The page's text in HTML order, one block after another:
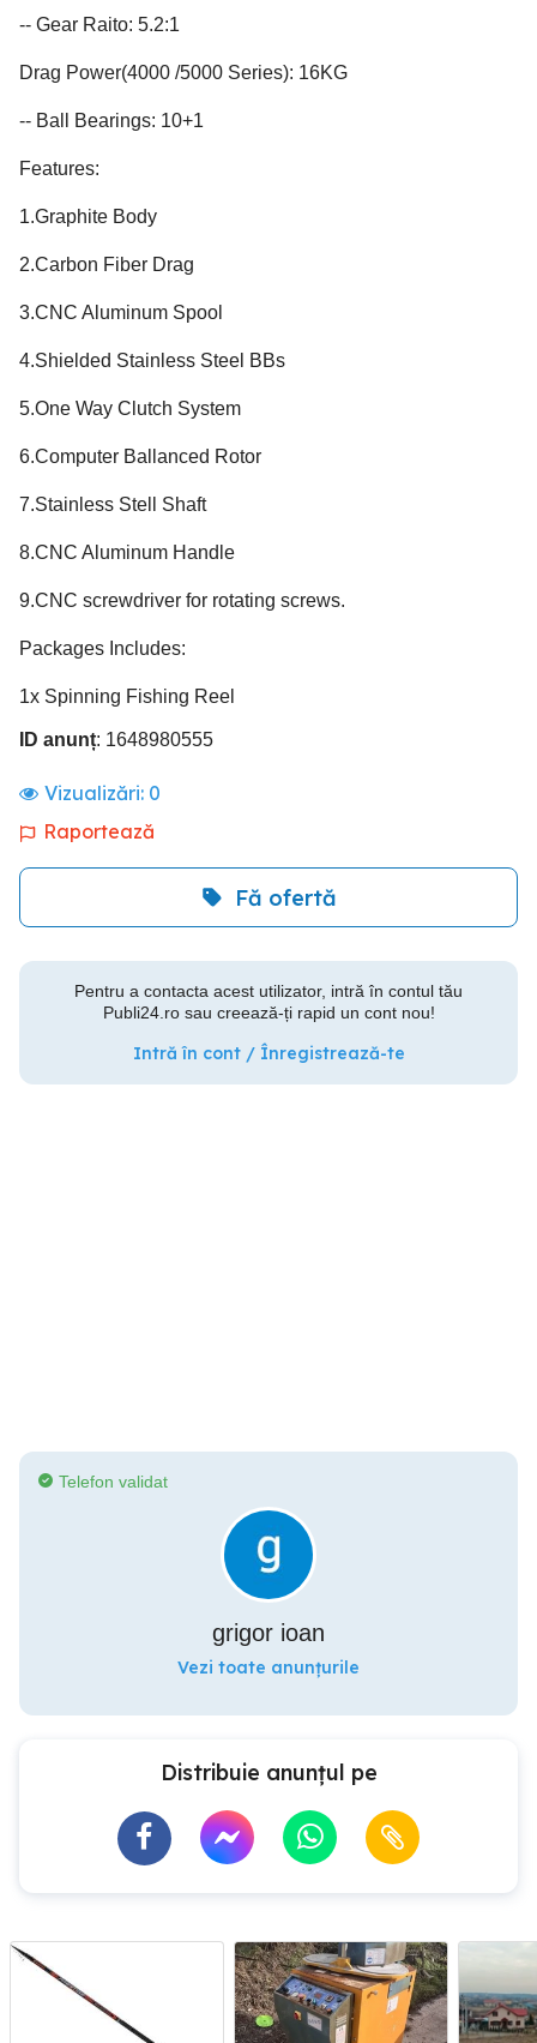
-- Gear Raito: 5.2:1
Drag Power(4000 /5000 Series): 16KG
-- Ball Bearings: 10+1
Features:
1.Graphite Body
2.Carbon Fiber Drag
3.CNC Aluminum Spool
4.Shielded Stainless Steel BBs
5.One Way Clutch System
6.Computer Ballanced Rotor
7.Stainless Stell Shaft
8.CNC Aluminum Handle
9.CNC screwdriver for rotating screws.
Packages Includes:
1x Spinning Fishing Reel
ID anunț: 1648980555
Vizualizări: 0
Raportează
Fă ofertă
Pentru a contacta acest utilizator, intră în contul tău
Publi24.ro sau creează-ți rapid un cont nou!
Intră în cont / Înregistrează-te
Telefon validat
grigor ioan
Vezi toate anunțurile
Distribuie anunțul pe